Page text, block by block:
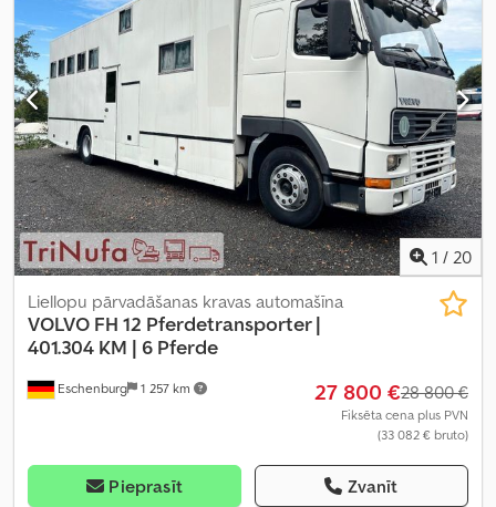
1 / 20
Eschenburg 1 257 km
Liellopu pārvadāšanas kravas automašīna
VOLVO FH 12 Pferdetransporter |
401.304 KM | 6 Pferde
27 800 €28 800 €
Fiksēta cena plus PVN
(33 082 € bruto)
Pieprasīt Zvanīt